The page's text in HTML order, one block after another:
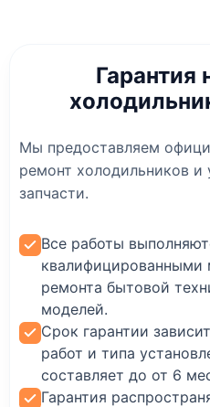
Гарантия
Мы предоставляем
ремонт холодильников и
запчасти.
Все работы
ремонта бытовой
моделей.
Срок гарантии
работ и типа
составляет до от 6
Гарантия